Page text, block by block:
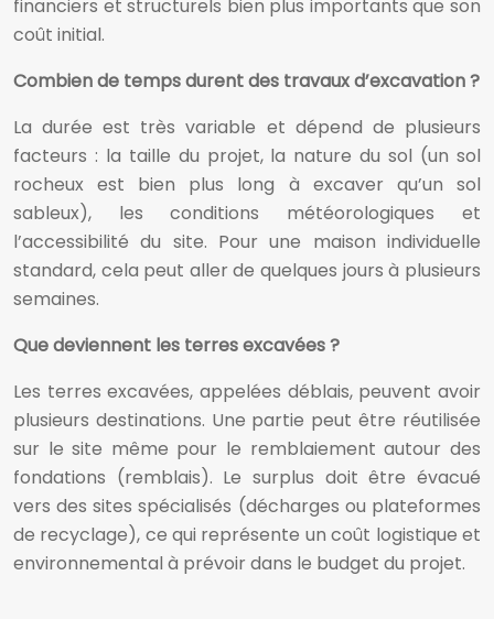
financiers et structurels bien plus importants que son
coût initial.
Combien de temps durent des travaux d’excavation ?
La durée est très variable et dépend de plusieurs
facteurs : la taille du projet, la nature du sol (un sol
rocheux est bien plus long à excaver qu’un sol
sableux), les conditions météorologiques et
l’accessibilité du site. Pour une maison individuelle
standard, cela peut aller de quelques jours à plusieurs
semaines.
Que deviennent les terres excavées ?
Les terres excavées, appelées déblais, peuvent avoir
plusieurs destinations. Une partie peut être réutilisée
sur le site même pour le remblaiement autour des
fondations (remblais). Le surplus doit être évacué
vers des sites spécialisés (décharges ou plateformes
de recyclage), ce qui représente un coût logistique et
environnemental à prévoir dans le budget du projet.